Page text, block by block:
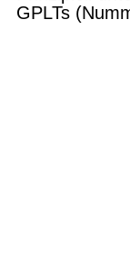
GPLTs